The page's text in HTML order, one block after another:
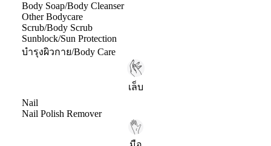
Body Soap/Body Cleanser
Other Bodycare
Scrub/Body Scrub
Sunblock/Sun Protection
บำรุงผิวกาย/Body Care
เล็บ
Nail
Nail Polish Remover